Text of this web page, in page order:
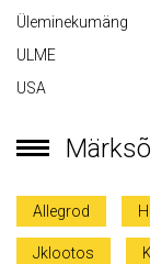
Üleminekumäng
ULME
USA
Allegrod
Jklootos